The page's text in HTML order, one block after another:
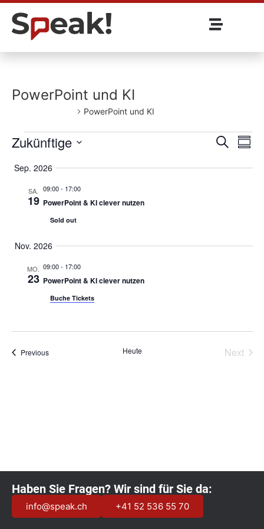
PowerPoint und KI
PowerPoint und KI
Suche
Zukünftige
date.
Sep. 2026
SA.
19
09:00- 17:00
PowerPoint & KI clever nutzen
Sold out
Nov. 2026
MO.
23
09:00- 17:00
PowerPoint & KI clever nutzen
Buche Tickets
PreviousVeranstaltungen Heute Next
Haben Sie Fragen? Wir sind für Sie da:
info@speak.ch +41 52 536 55 70